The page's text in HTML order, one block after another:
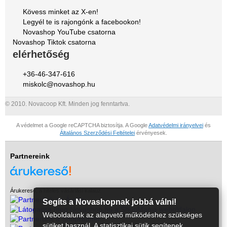
Kövess minket az X-en!
Legyél te is rajongónk a facebookon!
Novashop YouTube csatorna
Novashop Tiktok csatorna
elérhetőség
+36-46-347-616
miskolc@novashop.hu
© 2010. Novacoop Kft. Minden jog fenntartva.
A védelmet a Google reCAPTCHA biztosítja. A GoogleAdatvédelmi irányelvei és
Általános Szerződési Feltételei érvényesek.
Partnereink
Árukereső, a hiteles vásárlási kalauz
Segíts a Novashopnak jobbá válni!
Weboldalunk az alapvető működéshez szükséges